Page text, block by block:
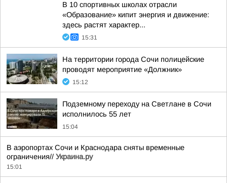
В 10 спортивных школах отрасли
«Образование» кипит энергия и движение:
здесь растят характер...
15:31
На территории города Сочи полицейские
проводят мероприятие «Должник»
15:12
Подземному переходу на Светлане в Сочи
исполнилось 55 лет
15:04
В аэропортах Сочи и Краснодара сняты временные
ограничения// Украина.ру
15:01